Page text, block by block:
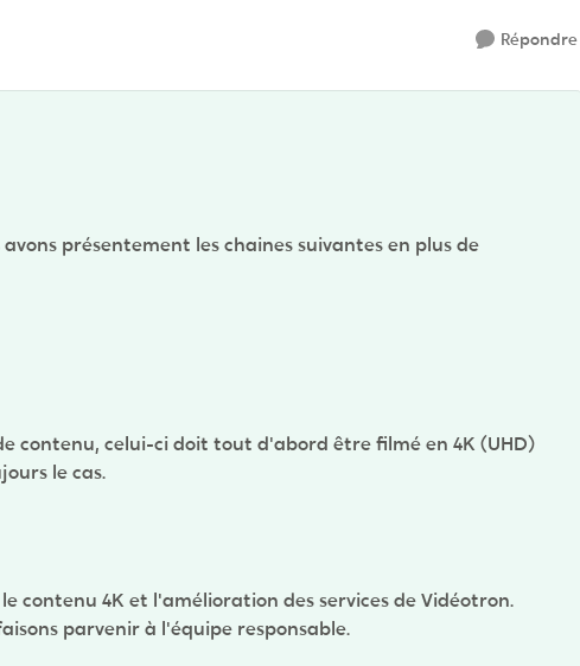
Répondre
présentement les chaines suivantes en plus de
contenu, celui-ci doit tout d'abord être filmé en 4K (UHD)
le cas.
contenu 4K et l'amélioration des services de Vidéotron.
parvenir à l'équipe responsable.